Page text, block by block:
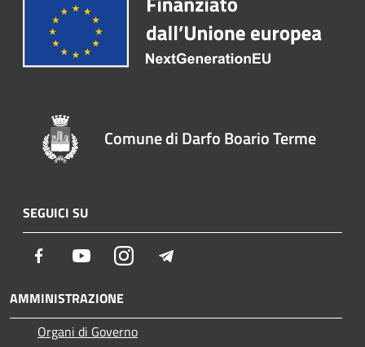
Comune di Darfo Boario Terme
SEGUICI SU
Facebook YoutubeInstagram
AMMINISTRAZIONE
Organi di Governo